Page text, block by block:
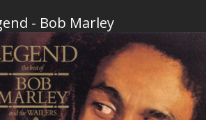
- Bob Marley